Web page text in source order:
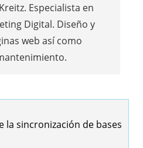
Especialista en
Digital. Diseño y
web así como
la sincronización de bases